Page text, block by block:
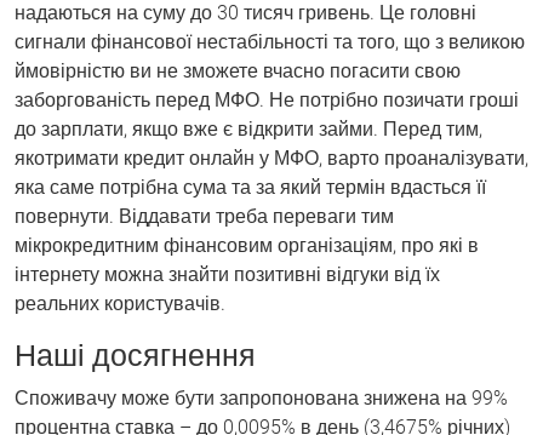
надаються на суму до 30 тисяч гривень. Це головні
сигнали фінансової нестабільності та того, що з великою
ймовірністю ви не зможете вчасно погасити свою
заборгованість перед МФО. Не потрібно позичати гроші
до зарплати, якщо вже є відкрити займи. Перед тим,
якотримати кредит онлайн у МФО, варто проаналізувати,
яка саме потрібна сума та за який термін вдасться її
повернути. Віддавати треба переваги тим
мікрокредитним фінансовим організаціям, про які в
інтернету можна знайти позитивні відгуки від їх
реальних користувачів.
Наші досягнення
Споживачу може бути запропонована знижена на 99%
процентна ставка – до 0,0095% в день (3,4675% річних)